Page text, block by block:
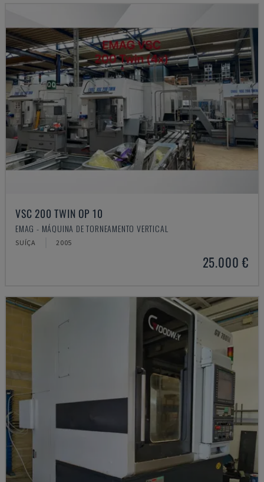
VSC 200 TWIN OP 10
EMAG - MÁQUINA DE TORNEAMENTO VERTICAL
SUÍÇA 2005
25.000 €